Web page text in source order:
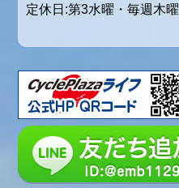
定休日:第3水曜・毎週木曜